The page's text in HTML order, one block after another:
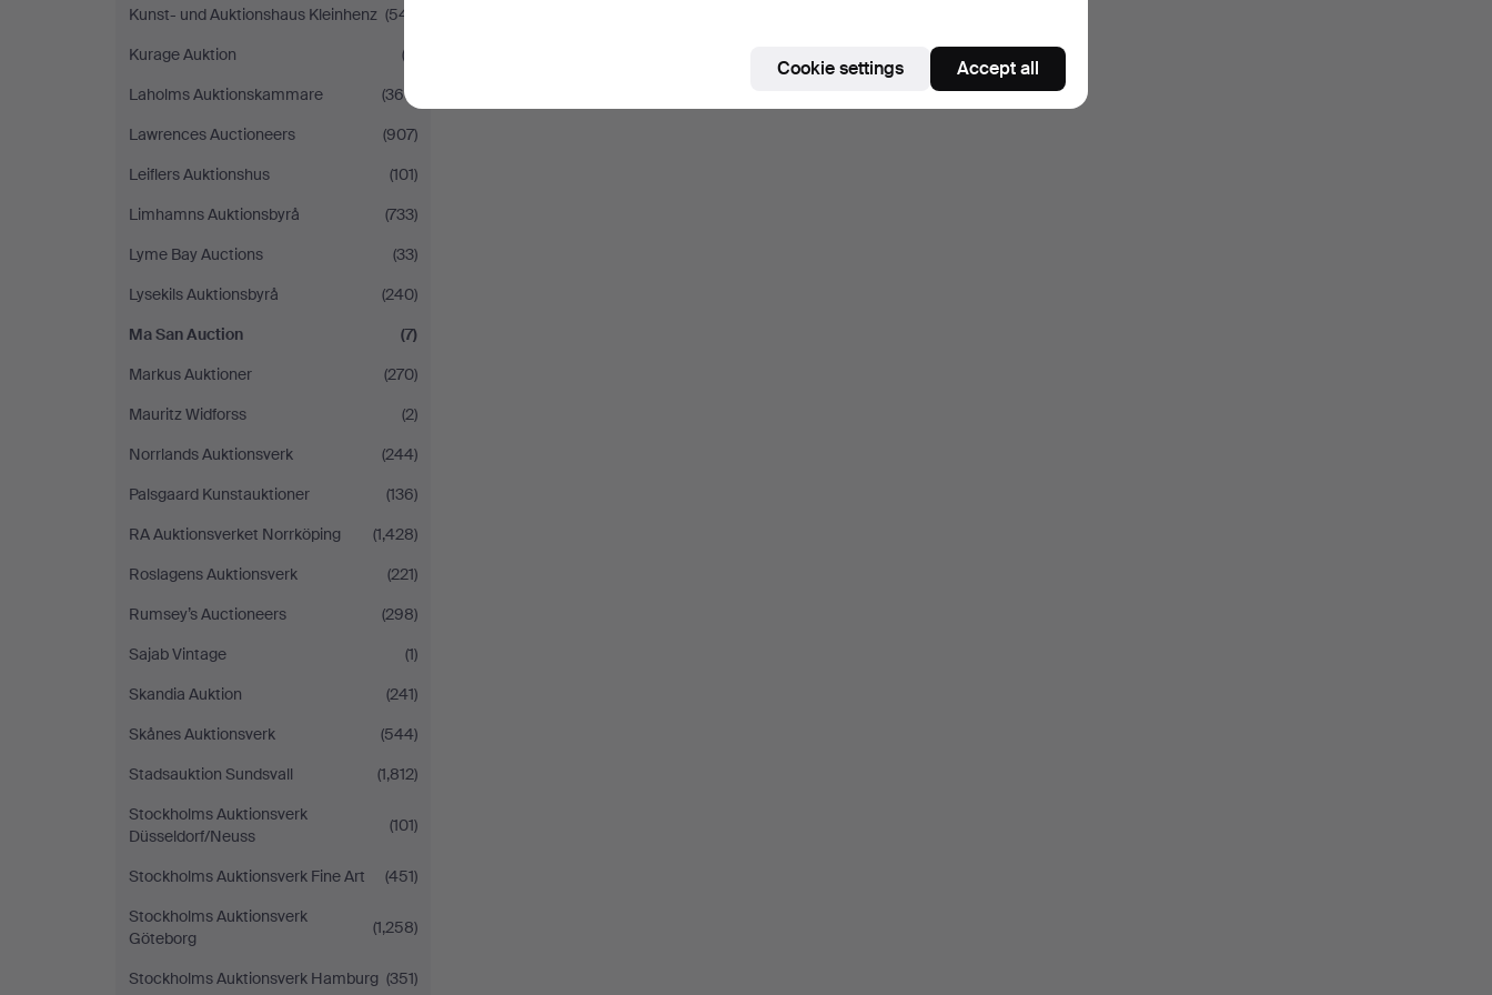
Kunst- und Auktionshaus Kleinhenz (541)
Kurage Auktion
(2)
Laholms Auktionskammare
(365)
Lawrences Auctioneers
(907)
Leiflers Auktionshus
(101)
Limhamns Auktionsbyrå
(733)
Lyme Bay Auctions
(33)
Lysekils Auktionsbyrå
(240)
Ma San Auction
(7)
Markus Auktioner
(270)
Mauritz Widforss
(2)
Norrlands Auktionsverk
(244)
Palsgaard Kunstauktioner
(136)
RA Auktionsverket Norrköping
(1,428)
Roslagens Auktionsverk
(221)
Rumsey’s Auctioneers
(298)
Sajab Vintage
(1)
Skandia Auktion
(241)
Skånes Auktionsverk
(544)
Stadsauktion Sundsvall
(1,812)
Stockholms Auktionsverk
Düsseldorf/Neuss
(101)
Stockholms Auktionsverk Fine Art
(451)
Stockholms Auktionsverk
Göteborg
(1,258)
Stockholms Auktionsverk Hamburg (351)
Cookie settings Accept all